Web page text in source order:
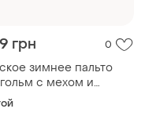
грн 0
зимнее пальто
с мехом и
утепленное,
стеганое пальто